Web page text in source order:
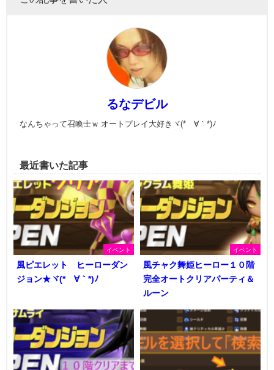
るなデビル
なんちゃって召喚士ｗ オートプレイ大好きヾ(*´∀｀*)ﾉ
最近書いた記事
イベント
風ピエレット ヒーローダン
ジョン★ヾ(*´∀｀*)ﾉ
イベント
風チャク舞姫ヒーロー１０階
完全オートクリアパーティ＆
ルーン